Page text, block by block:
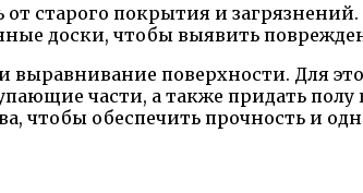
старого покрытия и
доски, чтобы выявить
выравнивание поверхности. Для
части, а также придать
чтобы обеспечить прочность и